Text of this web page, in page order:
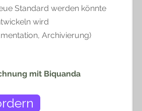
Standard werden könnte
wird
Archivierung)
mit Biquanda